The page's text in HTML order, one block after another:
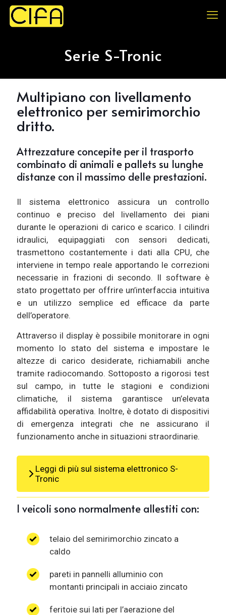
Serie S-Tronic
Multipiano con livellamento
elettronico per semirimorchio
dritto.
Attrezzature concepite per il trasporto
combinato di animali e pallets su lunghe
distanze con il massimo delle prestazioni.
Il sistema elettronico assicura un controllo
continuo e preciso del livellamento dei piani
durante le operazioni di carico e scarico. I cilindri
idraulici, equipaggiati con sensori dedicati,
trasmettono costantemente i dati alla CPU, che
interviene in tempo reale apportando le correzioni
necessarie in frazioni di secondo. Il software è
stato progettato per offrire un’interfaccia intuitiva
e un utilizzo semplice ed efficace da parte
dell’operatore.
Attraverso il display è possibile monitorare in ogni
momento lo stato del sistema e impostare le
altezze di carico desiderate, richiamabili anche
tramite radiocomando. Sottoposto a rigorosi test
sul campo, in tutte le stagioni e condizioni
climatiche, il sistema garantisce un’elevata
affidabilità operativa. Inoltre, è dotato di dispositivi
di emergenza integrati che ne assicurano il
funzionamento anche in situazioni straordinarie.
Leggi di più sul sistema elettronico S-
Tronic
I veicoli sono normalmente allestiti con:
telaio del semirimorchio zincato a
caldo
pareti in pannelli alluminio con
montanti principali in acciaio zincato
feritoie sui lati per l’aerazione del